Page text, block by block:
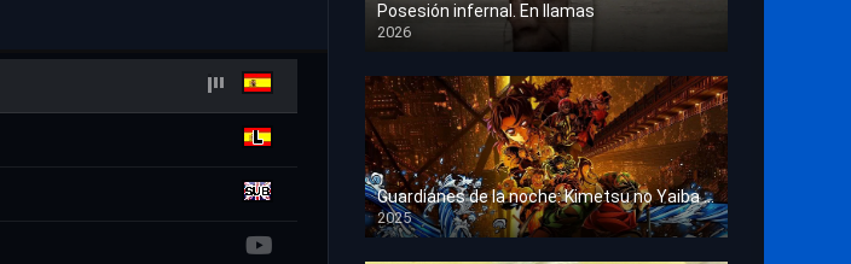
Posesión infernal. En llamas
2026
HD 1080p
Guardianes de la noche: Kimetsu no Yaiba La fortaleza infinita
2025
HD 1080p